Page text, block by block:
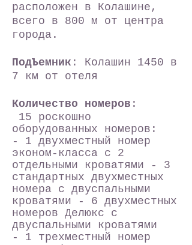
расположен в Колашине ,
всего в 800 м от центра
города .
ПодЪемник : Колашин 1450 в
7 км от отеля
Количество номеров :
15 роскошно
оборудованных номеров:
- 1 двухместный номер
эконом-класса с 2
отдельными кроватями - 3
стандартных двухместных
номера с двуспальными
кроватями - 6 двухместных
номеров Делюкс с
двуспальными кроватями
- 1 трехместный номер